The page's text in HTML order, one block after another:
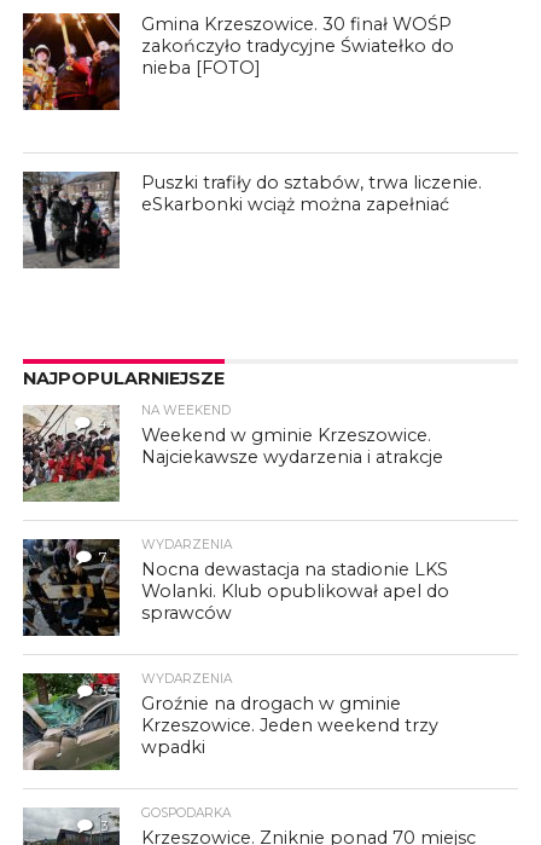
Gmina Krzeszowice. 30 finał WOŚP
zakończyło tradycyjne Światełko do
nieba [FOTO]
Puszki trafiły do sztabów, trwa liczenie.
eSkarbonki wciąż można zapełniać
NAJPOPULARNIEJSZE
4
NA WEEKEND
Weekend w gminie Krzeszowice.
Najciekawsze wydarzenia i atrakcje
7
WYDARZENIA
Nocna dewastacja na stadionie LKS
Wolanki. Klub opublikował apel do
sprawców
3
WYDARZENIA
Groźnie na drogach w gminie
Krzeszowice. Jeden weekend trzy
wpadki
3
GOSPODARKA
Krzeszowice. Zniknie ponad 70 miejsc